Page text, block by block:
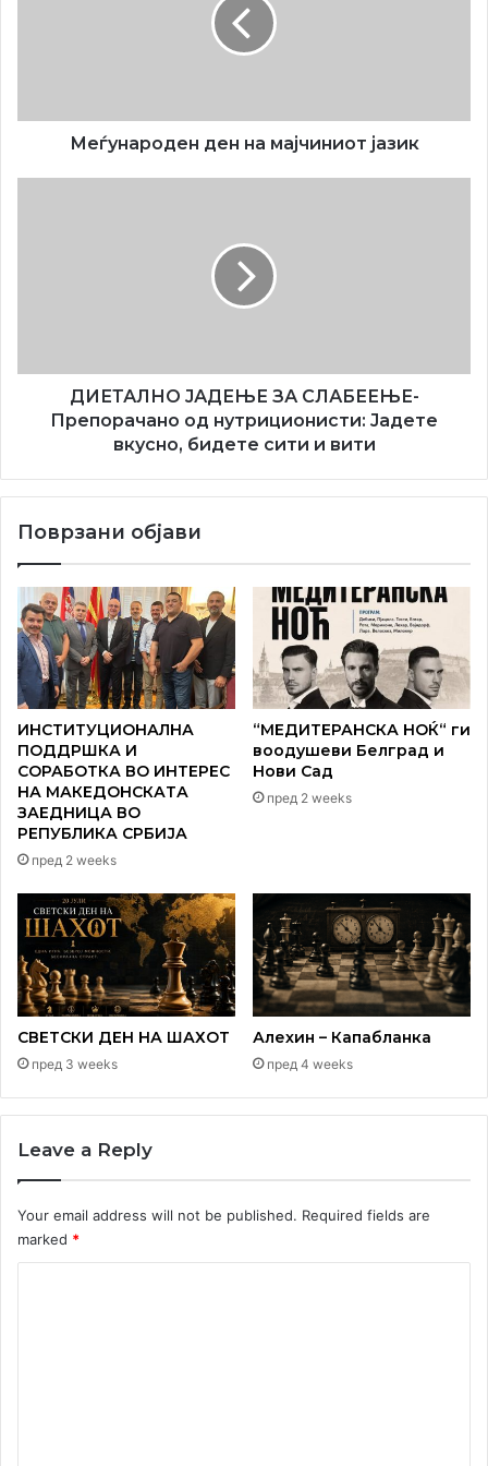
Меѓународен ден на мајчиниот јазик
вкусно,
ДИЕТАЛНО ЈАДЕЊЕ ЗА СЛАБЕЕЊЕ-
Препорачано од нутриционисти: Јадете
вкусно, бидете сити и вити
Поврзани објави
ИНСТИТУЦИОНАЛНА
ПОДДРШКА И
СОРАБОТКА ВО ИНТЕРЕС
НА МАКЕДОНСКАТА
ЗАЕДНИЦА ВО
РЕПУБЛИКА СРБИЈА
пред 2 weeks
“МЕДИТЕРАНСКА НОЌ“ ги
воодушеви Белград и
Нови Сад
пред 2 weeks
СВЕТСКИ ДЕН НА ШАХОТ
пред 3 weeks
Алехин – Капабланка
пред 4 weeks
Leave a Reply
Your email address will not be published. Required fields are
marked *